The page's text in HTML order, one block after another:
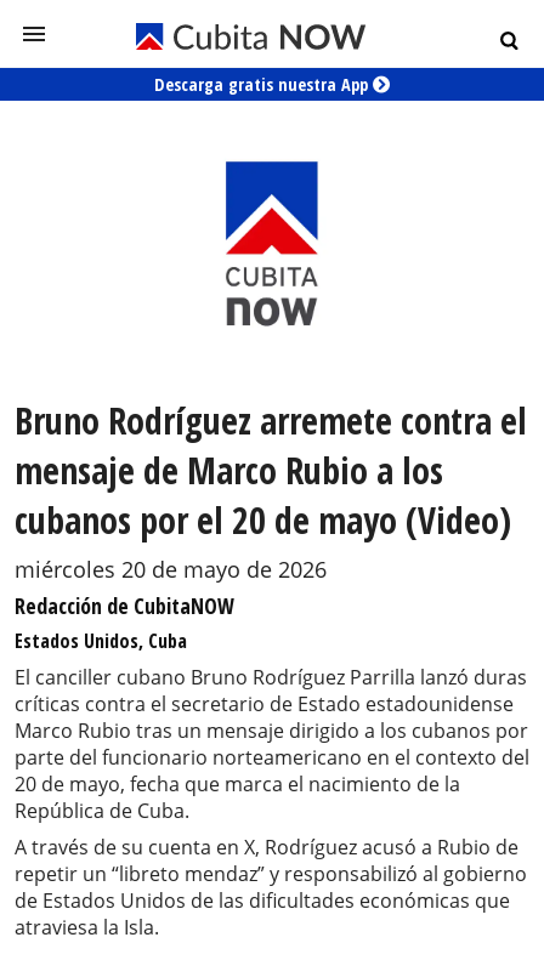
Descarga gratis nuestra App
Bruno Rodríguez arremete contra el
mensaje de Marco Rubio a los
cubanos por el 20 de mayo (Video)
miércoles 20 de mayo de 2026
Redacción de CubitaNOW
Estados Unidos, Cuba
El canciller cubano Bruno Rodríguez Parrilla lanzó duras
críticas contra el secretario de Estado estadounidense
Marco Rubio tras un mensaje dirigido a los cubanos por
parte del funcionario norteamericano en el contexto del
20 de mayo, fecha que marca el nacimiento de la
República de Cuba.
A través de su cuenta en X, Rodríguez acusó a Rubio de
repetir un “libreto mendaz” y responsabilizó al gobierno
de Estados Unidos de las dificultades económicas que
atraviesa la Isla.